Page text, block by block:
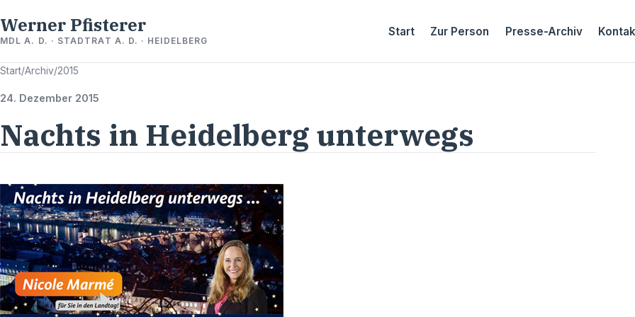
Werner Pfisterer
MDL A. D. · STADTRAT A. D. · HEIDELBERG
Start Zur Person Presse-Archiv
Start/Archiv/2015
24. Dezember 2015
Nachts in Heidelberg unterwegs